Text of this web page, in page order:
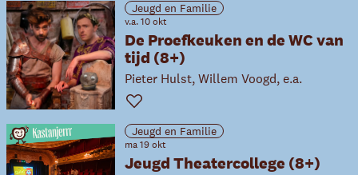
Jeugd en Familie
v.a. 10 okt
De Proefkeuken en de WC van
tijd (8+)
Pieter Hulst, Willem Voogd, e.a.
Favoriet
Jeugd en Familie
ma 19 okt
Jeugd Theatercollege (8+)